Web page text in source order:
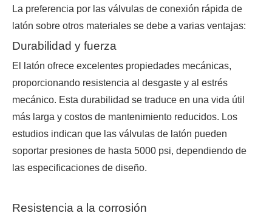
La preferencia por las válvulas de conexión rápida de
latón sobre otros materiales se debe a varias ventajas:
Durabilidad y fuerza
El latón ofrece excelentes propiedades mecánicas,
proporcionando resistencia al desgaste y al estrés
mecánico. Esta durabilidad se traduce en una vida útil
más larga y costos de mantenimiento reducidos. Los
estudios indican que las válvulas de latón pueden
soportar presiones de hasta 5000 psi, dependiendo de
las especificaciones de diseño.
Resistencia a la corrosión